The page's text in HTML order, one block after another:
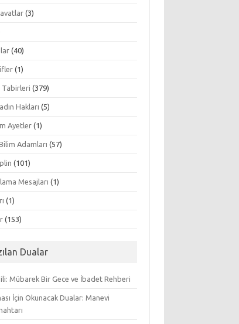
(3)
(40)
(1)
Tabirleri (379)
Hakları (5)
Ayetler (1)
Adamları (57)
(101)
Mesajları (1)
(1)
(153)
Dualar
Mübarek Bir Gece ve İbadet Rehberi
İçin Okunacak Dualar: Manevi